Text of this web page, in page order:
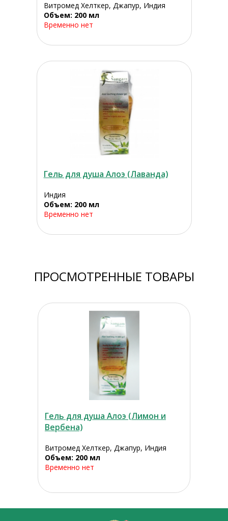
Витромед Хелткер, Джапур, Индия
Объем: 200 мл
Временно нет
Гель для душа Алоэ (Лаванда)
Индия
Объем: 200 мл
Временно нет
ПРОСМОТРЕННЫЕ ТОВАРЫ
Гель для душа Алоэ (Лимон и
Вербена)
Витромед Хелткер, Джапур, Индия
Объем: 200 мл
Временно нет